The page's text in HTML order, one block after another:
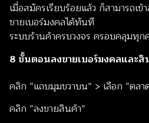
เมื่อสมัครเรียบร้อยแล้ว ก็สามารถเข้
ขายเบอร์มงคลได้ทันที
ระบบร้านค้าครบวงจร ครอบคลุมทุก
8 ขั้นตอนลงขายเบอร์มงคลและสิ
คลิก “แถบมุมขวาบน” > เลือก “ตลา
คลิก “ลงขายสินค้า”